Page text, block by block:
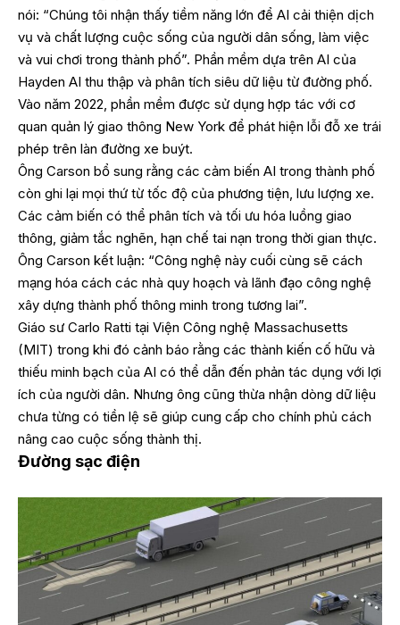
nói: “Chúng tôi nhận thấy tiềm năng lớn để AI cải thiện dịch
vụ và chất lượng cuộc sống của người dân sống, làm việc
và vui chơi trong thành phố”. Phần mềm dựa trên AI của
Hayden AI thu thập và phân tích siêu dữ liệu từ đường phố.
Vào năm 2022, phần mềm được sử dụng hợp tác với cơ
quan quản lý giao thông New York để phát hiện lỗi đỗ xe trái
phép trên làn đường xe buýt.
Ông Carson bổ sung rằng các cảm biến AI trong thành phố
còn ghi lại mọi thứ từ tốc độ của phương tiện, lưu lượng xe.
Các cảm biến có thể phân tích và tối ưu hóa luồng giao
thông, giảm tắc nghẽn, hạn chế tai nạn trong thời gian thực.
Ông Carson kết luận: “Công nghệ này cuối cùng sẽ cách
mạng hóa cách các nhà quy hoạch và lãnh đạo công nghệ
xây dựng thành phố thông minh trong tương lai”.
Giáo sư Carlo Ratti tại Viện Công nghệ Massachusetts
(MIT) trong khi đó cảnh báo rằng các thành kiến cố hữu và
thiếu minh bạch của AI có thể dẫn đến phản tác dụng với lợi
ích của người dân. Nhưng ông cũng thừa nhận dòng dữ liệu
chưa từng có tiền lệ sẽ giúp cung cấp cho chính phủ cách
nâng cao cuộc sống thành thị.
Đường sạc điện